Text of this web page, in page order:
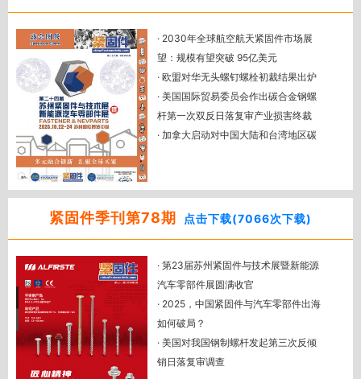
· 美国国际贸易委员会作出钢制螺杆第
三次反倾销日落复审产业损害终裁
· 加拿大对华碳钢紧固件作出第四次双
反日落复审终裁
· 澳大利亚终止对华可互换夹紧螺栓夹
头反补贴调查
· 2030年全球航空航天紧固件市场展
望：规模有望突破 95亿美元
· 欧盟对华无头螺钉螺栓初裁结果出炉
· 美国国际贸易委员会作出碳合金钢螺
杆第一次双反日落复审产业损害终裁
· 加拿大启动对中国大陆和台湾地区碳
洲市场动态
· 2025中泰汽车零部件与紧固件配对会
对活动全记录
· 镍基高温合金紧固件热处理及强化工
艺
· 美制外螺纹紧固件机械性能标准浅析
（中）（2023年、2024年版）
紧固件季刊第78期 点击下载(7066次下载)
· 第23届苏州紧固件与技术展暨新能源
汽车零部件展圆满收官
· 2025，中国紧固件与汽车零部件出海
如何破局？
· 美国对我国钢制螺杆发起第三次反倾
销日落复审调查